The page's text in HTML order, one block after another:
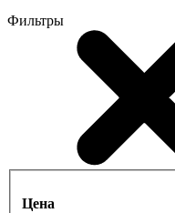
Фильтры
Цена